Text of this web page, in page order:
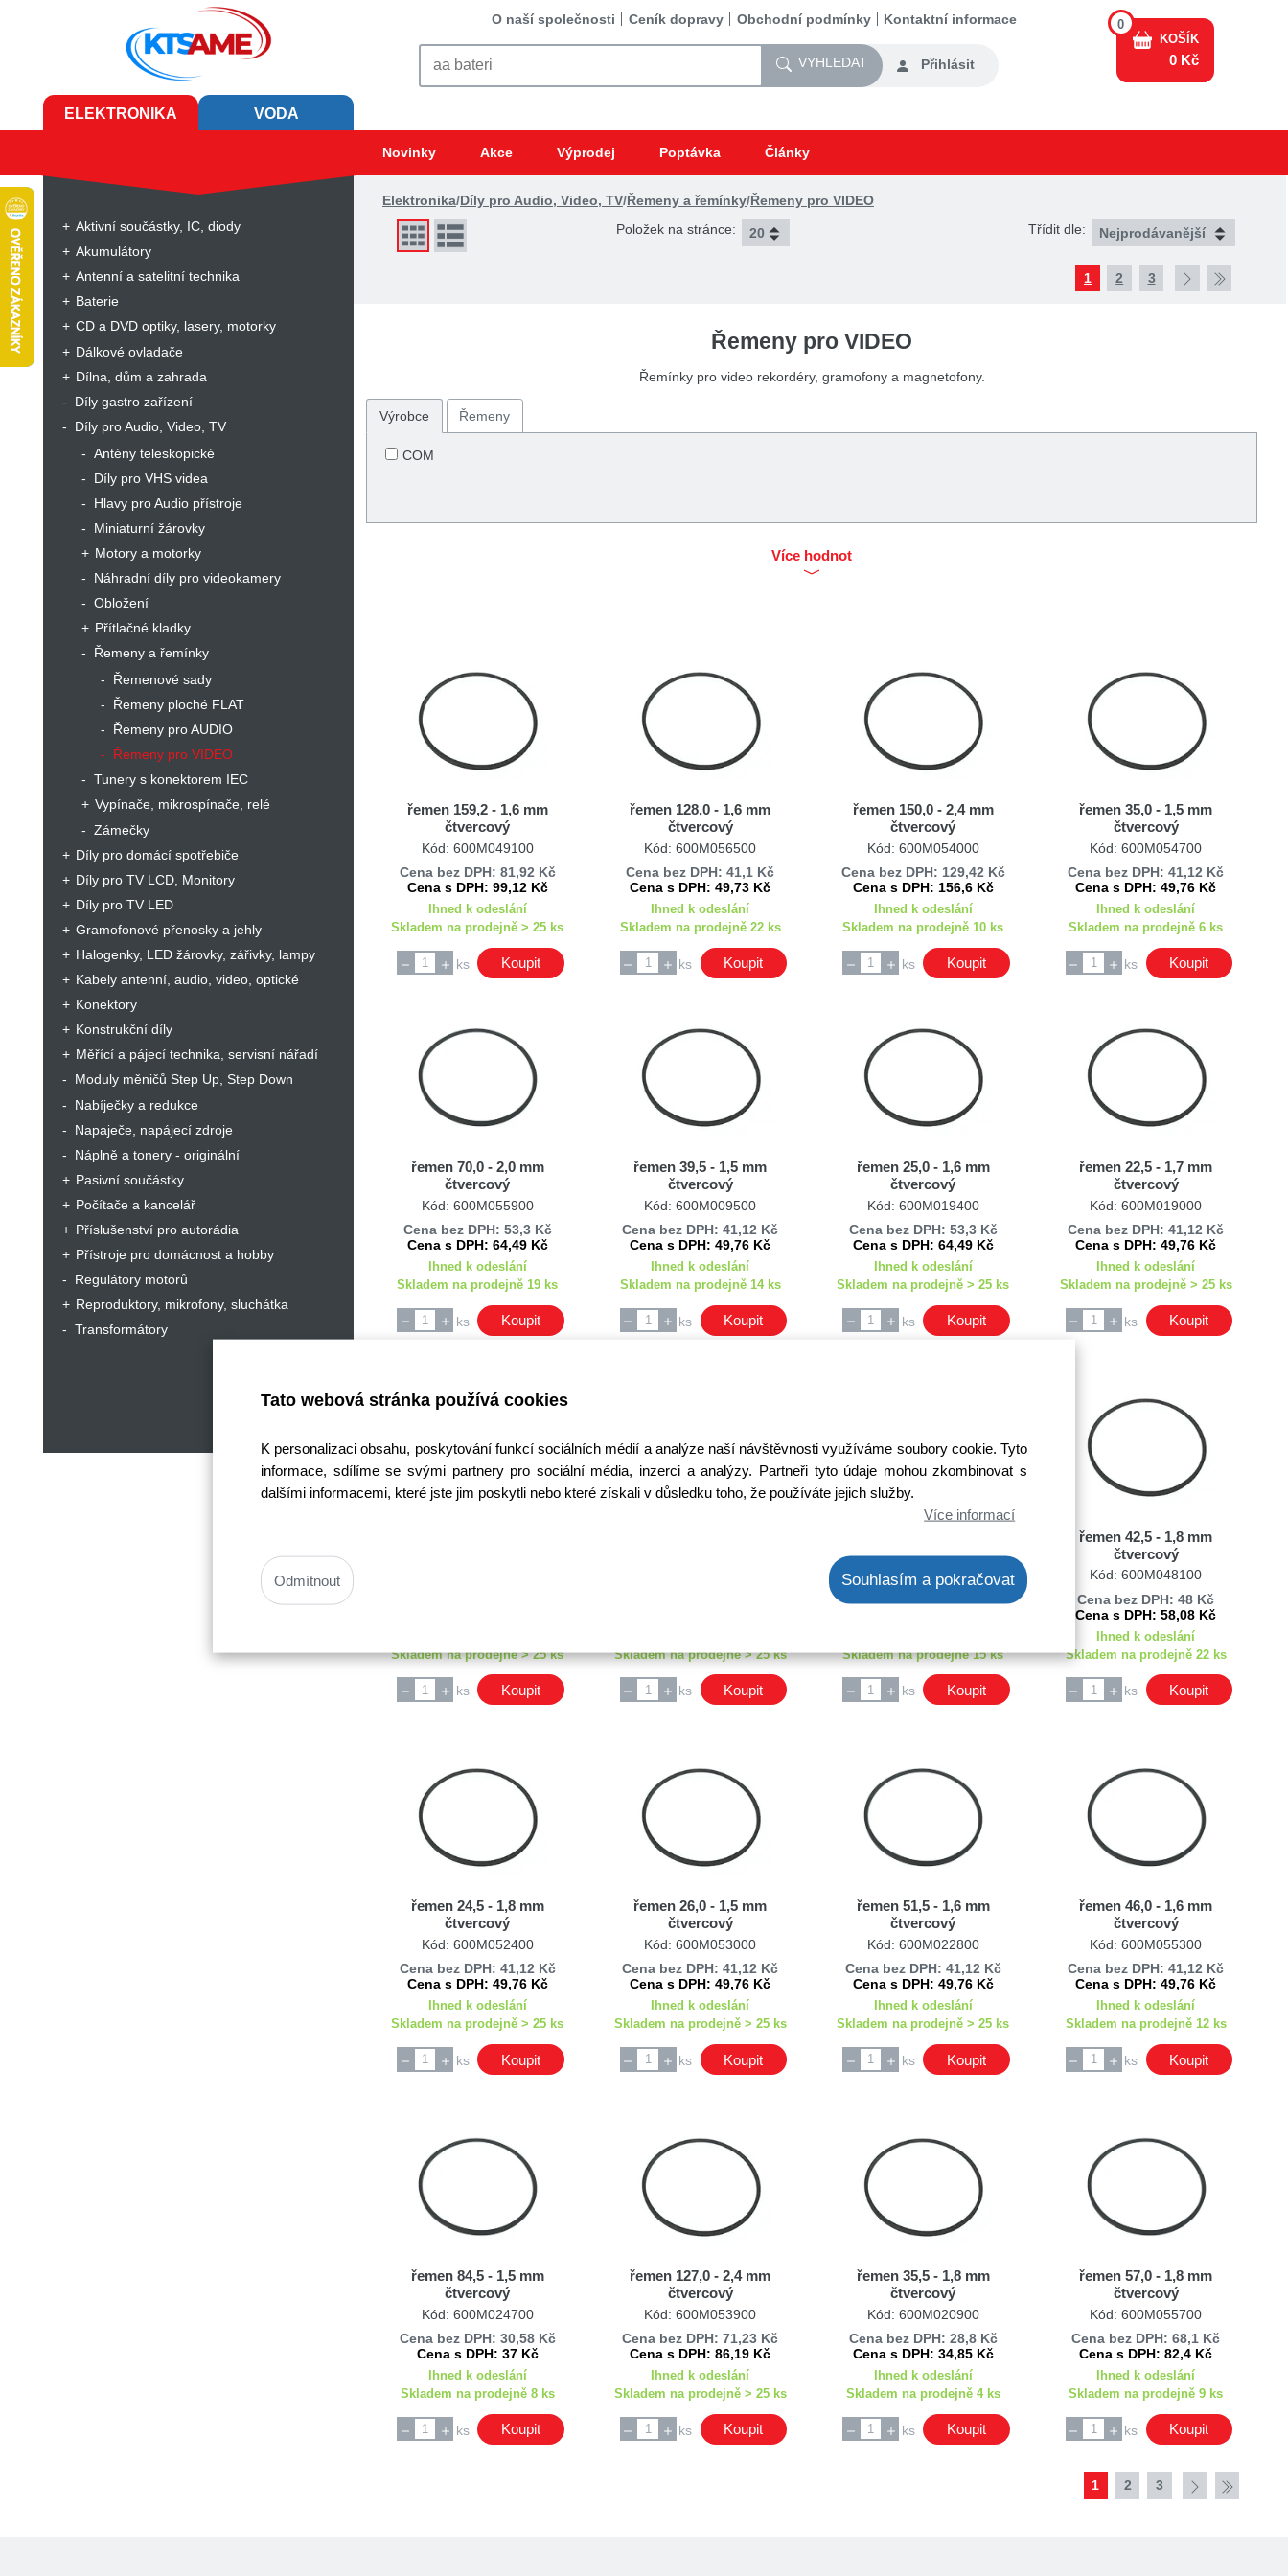
Tato webová stránka používá cookies
K personalizaci obsahu, poskytování funkcí sociálních médií a analýze naší návštěvnosti využíváme soubory cookie. Tyto
informace, sdílíme se svými partnery pro sociální média, inzerci a analýzy. Partneři tyto údaje mohou zkombinovat s
dalšími informacemi, které jste jim poskytli nebo které získali v důsledku toho, že používáte jejich služby.
Více informací
Souhlasím a pokračovat
Odmítnout
ELEKTRONIKA VODA
O naší společnosti Ceník dopravy Obchodní podmínky Kontaktní informace
Přihlásit
VYHLEDAT
0
KOŠÍK
0 Kč
Novinky Akce Výprodej Poptávka Články
Aktivní součástky, IC, diody
Akumulátory
Antenní a satelitní technika
Baterie
CD a DVD optiky, lasery, motorky
Dálkové ovladače
Dílna, dům a zahrada
Díly gastro zařízení
Díly pro Audio, Video, TV
Antény teleskopické
Díly pro VHS videa
Hlavy pro Audio přístroje
Miniaturní žárovky
Motory a motorky
Náhradní díly pro videokamery
Obložení
Přítlačné kladky
Řemeny a řemínky
Řemenové sady
Řemeny ploché FLAT
Řemeny pro AUDIO
Řemeny pro VIDEO
Tunery s konektorem IEC
Vypínače, mikrospínače, relé
Zámečky
Díly pro domácí spotřebiče
Díly pro TV LCD, Monitory
Díly pro TV LED
Gramofonové přenosky a jehly
Halogenky, LED žárovky, zářivky, lampy
Kabely antenní, audio, video, optické
Konektory
Konstrukční díly
Měřící a pájecí technika, servisní nářadí
Moduly měničů Step Up, Step Down
Nabíječky a redukce
Napaječe, napájecí zdroje
Náplně a tonery - originální
Pasivní součástky
Počítače a kancelář
Příslušenství pro autorádia
Přístroje pro domácnost a hobby
Regulátory motorů
Reproduktory, mikrofony, sluchátka
Transformátory
Elektronika/Díly pro Audio, Video, TV/Řemeny a řemínky/Řemeny pro VIDEO
Položek na stránce:
Třídit dle:
1 2 3
Řemeny pro VIDEO
Řemínky pro video rekordéry, gramofony a magnetofony.
Výrobce Řemeny
COM
Více hodnot
řemen 159,2 - 1,6 mm
čtvercový
Kód: 600M049100
Cena bez DPH: 81,92 Kč
Cena s DPH: 99,12 Kč
Ihned k odeslání
Skladem na prodejně > 25 ks
ks Koupit
řemen 128,0 - 1,6 mm
čtvercový
Kód: 600M056500
Cena bez DPH: 41,1 Kč
Cena s DPH: 49,73 Kč
Ihned k odeslání
Skladem na prodejně 22 ks
ks Koupit
řemen 150,0 - 2,4 mm
čtvercový
Kód: 600M054000
Cena bez DPH: 129,42 Kč
Cena s DPH: 156,6 Kč
Ihned k odeslání
Skladem na prodejně 10 ks
ks Koupit
řemen 35,0 - 1,5 mm
čtvercový
Kód: 600M054700
Cena bez DPH: 41,12 Kč
Cena s DPH: 49,76 Kč
Ihned k odeslání
Skladem na prodejně 6 ks
ks Koupit
řemen 70,0 - 2,0 mm
čtvercový
Kód: 600M055900
Cena bez DPH: 53,3 Kč
Cena s DPH: 64,49 Kč
Ihned k odeslání
Skladem na prodejně 19 ks
ks Koupit
řemen 39,5 - 1,5 mm
čtvercový
Kód: 600M009500
Cena bez DPH: 41,12 Kč
Cena s DPH: 49,76 Kč
Ihned k odeslání
Skladem na prodejně 14 ks
ks Koupit
řemen 25,0 - 1,6 mm
čtvercový
Kód: 600M019400
Cena bez DPH: 53,3 Kč
Cena s DPH: 64,49 Kč
Ihned k odeslání
Skladem na prodejně > 25 ks
ks Koupit
řemen 22,5 - 1,7 mm
čtvercový
Kód: 600M019000
Cena bez DPH: 41,12 Kč
Cena s DPH: 49,76 Kč
Ihned k odeslání
Skladem na prodejně > 25 ks
ks Koupit
Skladem na prodejně > 25 ks
ks Koupit
Skladem na prodejně > 25 ks
ks Koupit
čtvercový
Kód: 600M040300
Cena bez DPH: 41,12 Kč
Skladem na prodejně 15 ks
ks Koupit
řemen 42,5 - 1,8 mm
čtvercový
Kód: 600M048100
Cena bez DPH: 48 Kč
Cena s DPH: 58,08 Kč
Ihned k odeslání
Skladem na prodejně 22 ks
ks Koupit
řemen 24,5 - 1,8 mm
čtvercový
Kód: 600M052400
Cena bez DPH: 41,12 Kč
Cena s DPH: 49,76 Kč
Ihned k odeslání
Skladem na prodejně > 25 ks
ks Koupit
řemen 26,0 - 1,5 mm
čtvercový
Kód: 600M053000
Cena bez DPH: 41,12 Kč
Cena s DPH: 49,76 Kč
Ihned k odeslání
Skladem na prodejně > 25 ks
ks Koupit
řemen 51,5 - 1,6 mm
čtvercový
Kód: 600M022800
Cena bez DPH: 41,12 Kč
Cena s DPH: 49,76 Kč
Ihned k odeslání
Skladem na prodejně > 25 ks
ks Koupit
řemen 46,0 - 1,6 mm
čtvercový
Kód: 600M055300
Cena bez DPH: 41,12 Kč
Cena s DPH: 49,76 Kč
Ihned k odeslání
Skladem na prodejně 12 ks
ks Koupit
řemen 84,5 - 1,5 mm
čtvercový
Kód: 600M024700
Cena bez DPH: 30,58 Kč
Cena s DPH: 37 Kč
Ihned k odeslání
Skladem na prodejně 8 ks
ks Koupit
řemen 127,0 - 2,4 mm
čtvercový
Kód: 600M053900
Cena bez DPH: 71,23 Kč
Cena s DPH: 86,19 Kč
Ihned k odeslání
Skladem na prodejně > 25 ks
ks Koupit
řemen 35,5 - 1,8 mm
čtvercový
Kód: 600M020900
Cena bez DPH: 28,8 Kč
Cena s DPH: 34,85 Kč
Ihned k odeslání
Skladem na prodejně 4 ks
ks Koupit
řemen 57,0 - 1,8 mm
čtvercový
Kód: 600M055700
Cena bez DPH: 68,1 Kč
Cena s DPH: 82,4 Kč
Ihned k odeslání
Skladem na prodejně 9 ks
ks Koupit
1 2 3